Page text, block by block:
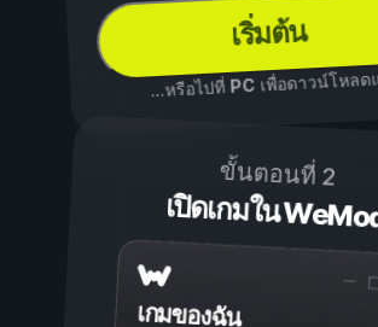
เริ่มต้น
...หรือไปที่ PCเพื่อดาวน์โหลด
ขั้นตอนที่ 2
เปิดเกมใน
เกมของฉัน